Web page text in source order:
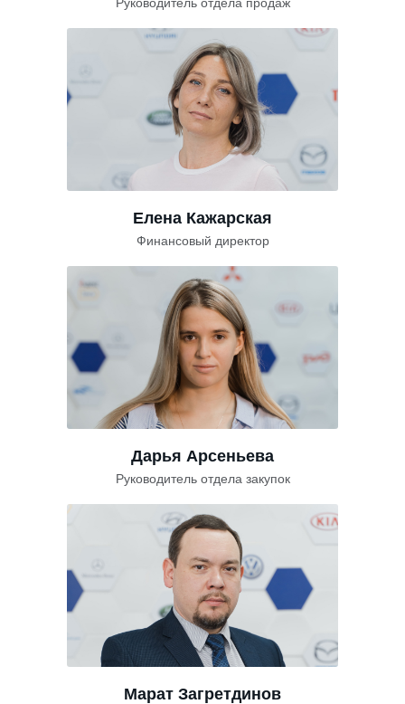
Елена Кажарская
Финансовый директор
Дарья Арсеньева
Руководитель отдела закупок
Марат Загретдинов